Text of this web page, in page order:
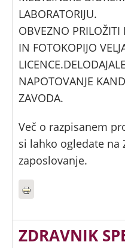
LABORATORIJU.
OBVEZNO PRILOŽITI
IN FOTOKOPIJO
NAPOTOVANJE
ZAVODA.
Več o razpisanem
si lahko ogledate na
zaposlovanje.
ZDRAVNIK